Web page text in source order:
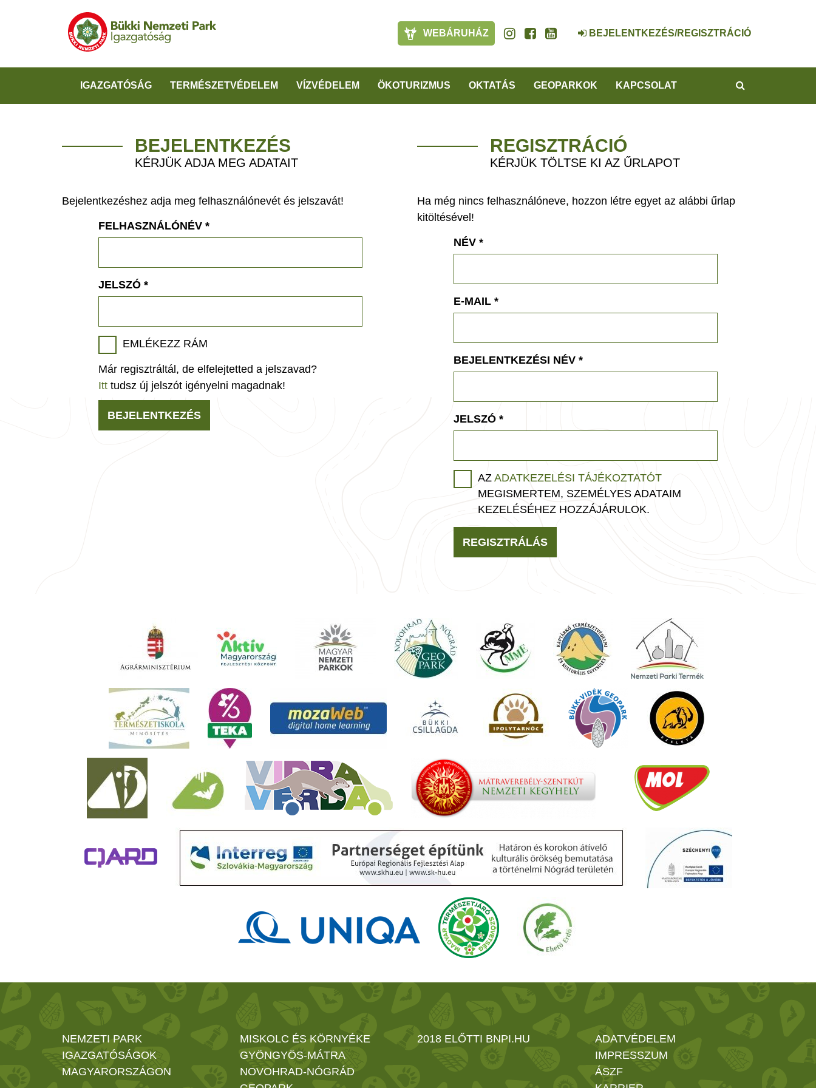
WEBÁRUHÁZ BEJELENTKEZÉS/REGISZTRÁCIÓ
IGAZGATÓSÁG TERMÉSZETVÉDELEM VÍZVÉDELEM ÖKOTURIZMUS OKTATÁS GEOPARKOK KAPCSOLAT
BEJELENTKEZÉS
KÉRJÜK ADJA MEG ADATAIT
Bejelentkezéshez adja meg felhasználónevét és jelszavát!
FELHASZNÁLÓNÉV *
JELSZÓ *
EMLÉKEZZ RÁM
Már regisztráltál, de elfelejtetted a jelszavad?
Itt tudsz új jelszót igényelni magadnak!
BEJELENTKEZÉS
REGISZTRÁCIÓ
KÉRJÜK TÖLTSE KI AZ ŰRLAPOT
Ha még nincs felhasználóneve, hozzon létre egyet az alábbi űrlap
kitöltésével!
NÉV *
E-MAIL *
BEJELENTKEZÉSI NÉV *
JELSZÓ *
AZ ADATKEZELÉSI TÁJÉKOZTATÓT
MEGISMERTEM, SZEMÉLYES ADATAIM
KEZELÉSÉHEZ HOZZÁJÁRULOK.
REGISZTRÁLÁS
NEMZETI PARK
IGAZGATÓSÁGOK
MAGYARORSZÁGON
MISKOLC ÉS KÖRNYÉKE
GYÖNGYÖS-MÁTRA
NOVOHRAD-NÓGRÁD
2018 ELŐTTI BNPI.HU
ADATVÉDELEM
IMPRESSZUM
ÁSZF